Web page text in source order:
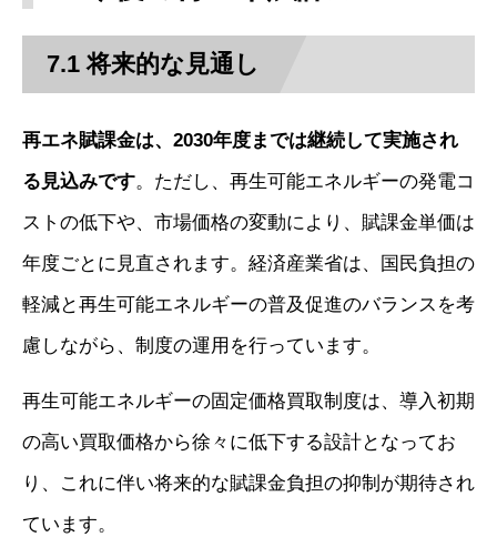
7.1 将来的な見通し
再エネ賦課金は、2030年度までは継続して実施され
る見込みです。ただし、再生可能エネルギーの発電コ
ストの低下や、市場価格の変動により、賦課金単価は
年度ごとに見直されます。経済産業省は、国民負担の
軽減と再生可能エネルギーの普及促進のバランスを考
慮しながら、制度の運用を行っています。
再生可能エネルギーの固定価格買取制度は、導入初期
の高い買取価格から徐々に低下する設計となってお
り、これに伴い将来的な賦課金負担の抑制が期待され
ています。